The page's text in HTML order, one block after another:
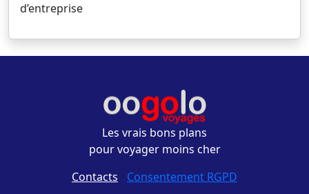
d’entreprise
Les vrais bons plans
pour voyager moins cher
Contacts - Consentement RGPD